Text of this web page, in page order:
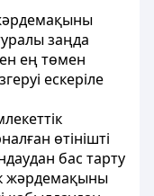
заңда
ең төмен
ескеріле
өтінішті
бас тарту
жәрдемақыны